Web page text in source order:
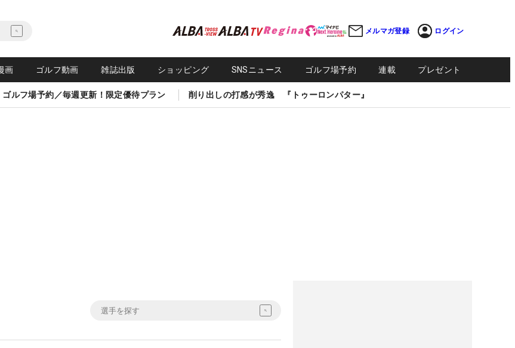
メルマガ登録 ログイン
画 ゴルフ動画 雑誌出版 ショッピング SNSニュース ゴルフ場予約 連載 プレゼント
ゴルフ場予約／毎週更新！限定優待プラン 削り出しの打感が秀逸 『トゥーロンパター』